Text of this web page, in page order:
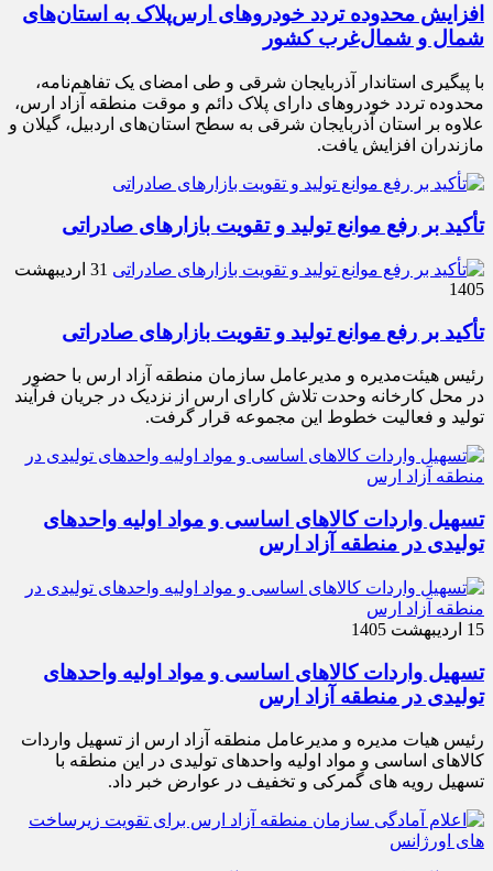
افزایش محدوده تردد خودروهای ارس‌پلاک به استان‌های
شمال و شمال‌غرب کشور
با پیگیری استاندار آذربایجان شرقی و طی امضای یک تفاهم‌نامه،
محدوده تردد خودروهای دارای پلاک دائم و موقت منطقه آزاد ارس،
علاوه بر استان آذربایجان شرقی به سطح استان‌های اردبیل، گیلان و
مازندران افزایش یافت.
تأکید بر رفع موانع تولید و تقویت بازارهای صادراتی
31 اردیبهشت
1405
تأکید بر رفع موانع تولید و تقویت بازارهای صادراتی
رئیس هیئت‌مدیره و مدیرعامل سازمان منطقه آزاد ارس با حضور
در محل کارخانه وحدت تلاش کارای ارس از نزدیک در جریان فرآیند
تولید و فعالیت خطوط این مجموعه قرار گرفت.
تسهیل واردات کالاهای اساسی و مواد اولیه واحدهای
تولیدی در منطقه آزاد ارس
15 اردیبهشت 1405
تسهیل واردات کالاهای اساسی و مواد اولیه واحدهای
تولیدی در منطقه آزاد ارس
رئیس هیات مدیره و مدیرعامل منطقه آزاد ارس از تسهیل واردات
کالاهای اساسی و مواد اولیه واحدهای تولیدی در این منطقه با
تسهیل رویه های گمرکی و تخفیف در عوارض خبر داد.